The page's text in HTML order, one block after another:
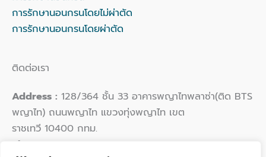
การรักษานอนกรนโดยไม่ผ่าตัด
การรักษานอนกรนโดยผ่าตัด
ติดต่อเรา
Address : 128/364 ชั้น 33 อาคารพญาไทพลาซ่า(ติด BTS
พญาไท) ถนนพญาไท แขวงทุ่งพญาไท เขต
ราชเทวี 10400 กทม.
Phone :